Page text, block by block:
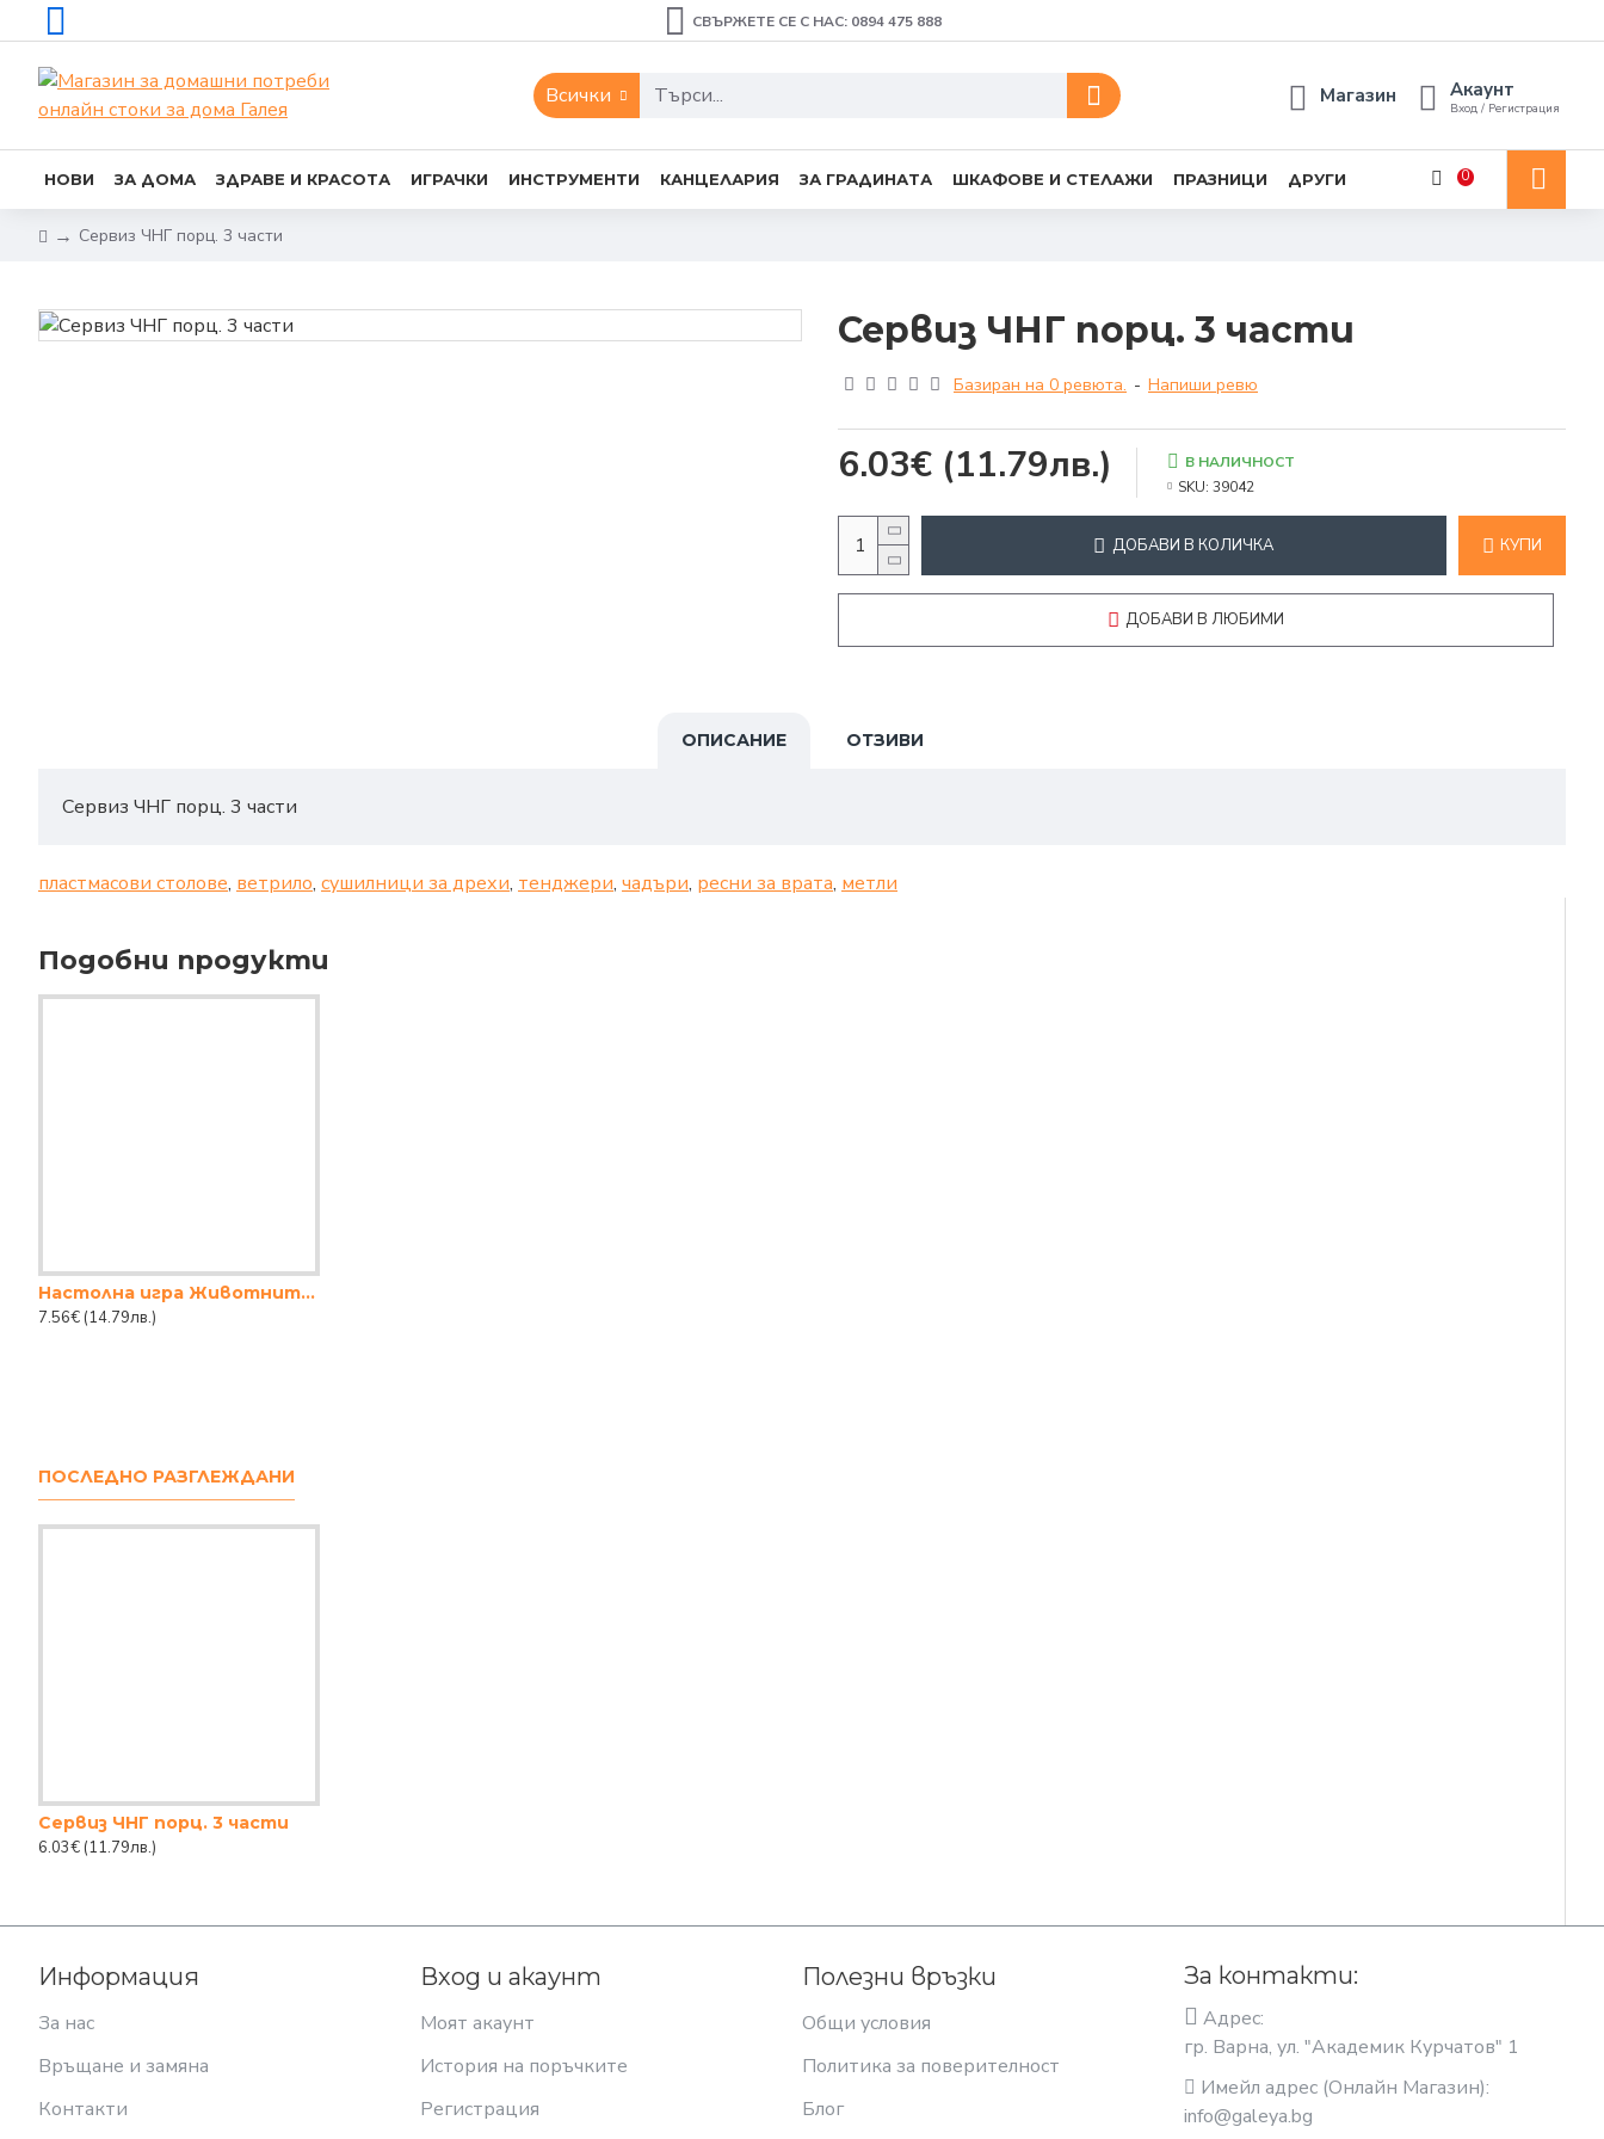
СВЪРЖЕТЕ СЕ С НАС: 0894 475 888
Всички Магазин Акаунт
Вход / Регистрация
НОВИ ЗА ДОМА ЗДРАВЕ И КРАСОТА ИГРАЧКИ ИНСТРУМЕНТИ КАНЦЕЛАРИЯ ЗА ГРАДИНАТА ШКАФОВЕ И СТЕЛАЖИ ПРАЗНИЦИ ДРУГИ 0
Сервиз ЧНГ порц. 3 части
Сервиз ЧНГ порц. 3 части
Базиран на 0 ревюта. - Напиши ревю
6.03€ (11.79лв.)
В НАЛИЧНОСТ
SKU: 39042
ДОБАВИ В КОЛИЧКА КУПИ
ДОБАВИ В ЛЮБИМИ
ОПИСАНИЕ ОТЗИВИ
Сервиз ЧНГ порц. 3 части
пластмасови столове, ветрило, сушилници за дрехи, тенджери, чадъри, ресни за врата, метли
Подобни продукти
Настолна игра Животните по света
7.56€ (14.79лв.)
ПОСЛЕДНО РАЗГЛЕЖДАНИ
Сервиз ЧНГ порц. 3 части
6.03€ (11.79лв.)
Информация
За нас
Връщане и замяна
Контакти
Вход и акаунт
Моят акаунт
История на поръчките
Регистрация
Полезни връзки
Общи условия
Политика за поверителност
Блог
За контакти:
Адрес:
гр. Варна, ул. "Академик Курчатов" 1
Имейл адрес (Онлайн Магазин):
info@galeya.bg